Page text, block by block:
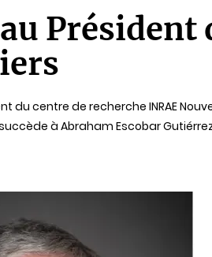
Président
centre de recherche INRAE
à Abraham Escobar